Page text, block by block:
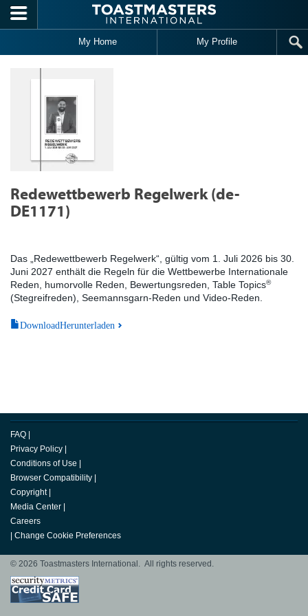
Skip to main content
My Home My Profile
Redewettbewerb Regelwerk (de-
DE1171)
Das „Redewettbewerb Regelwerk“, gültig vom 1. Juli 2026 bis 30.
Juni 2027 enthält die Regeln für die Wettbewerbe Internationale
Reden, humorvolle Reden, Bewertungsreden, Table Topics®
(Stegreifreden), Seemannsgarn-Reden und Video-Reden.
DownloadHerunterladen
FAQ
Privacy Policy
Conditions of Use
Browser Compatibility
Copyright
Media Center
Careers
Change Cookie Preferences
© 2026 Toastmasters International. All rights reserved.